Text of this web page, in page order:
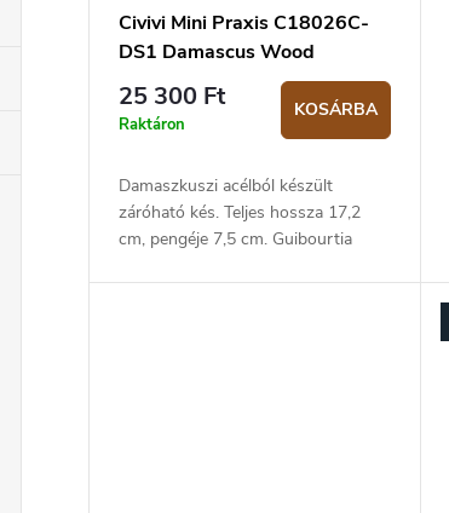
a
Civivi Mini Praxis C18026C-
DS1 Damascus Wood
25 300 Ft
Raktáron
KOSÁRBA
Damaszkuszi acélból készült
záróható kés. Teljes hossza 17,2
cm, pengéje 7,5 cm. Guibourtia